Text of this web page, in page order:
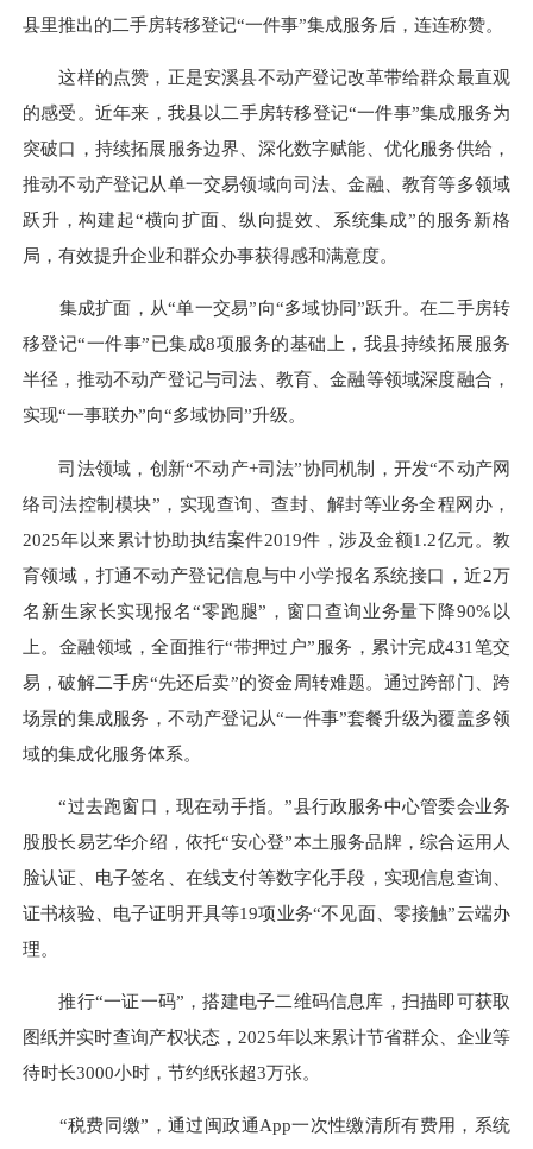
县里推出的二手房转移登记“一件事”集成服务后，连连称赞。
这样的点赞，正是安溪县不动产登记改革带给群众最直观
的感受。近年来，我县以二手房转移登记“一件事”集成服务为
突破口，持续拓展服务边界、深化数字赋能、优化服务供给，
推动不动产登记从单一交易领域向司法、金融、教育等多领域
跃升，构建起“横向扩面、纵向提效、系统集成”的服务新格
局，有效提升企业和群众办事获得感和满意度。
集成扩面，从“单一交易”向“多域协同”跃升。在二手房转
移登记“一件事”已集成8项服务的基础上，我县持续拓展服务
半径，推动不动产登记与司法、教育、金融等领域深度融合，
实现“一事联办”向“多域协同”升级。
司法领域，创新“不动产+司法”协同机制，开发“不动产网
络司法控制模块”，实现查询、查封、解封等业务全程网办，
2025年以来累计协助执结案件2019件，涉及金额1.2亿元。教
育领域，打通不动产登记信息与中小学报名系统接口，近2万
名新生家长实现报名“零跑腿”，窗口查询业务量下降90%以
上。金融领域，全面推行“带押过户”服务，累计完成431笔交
易，破解二手房“先还后卖”的资金周转难题。通过跨部门、跨
场景的集成服务，不动产登记从“一件事”套餐升级为覆盖多领
域的集成化服务体系。
“过去跑窗口，现在动手指。”县行政服务中心管委会业务
股股长易艺华介绍，依托“安心登”本土服务品牌，综合运用人
脸认证、电子签名、在线支付等数字化手段，实现信息查询、
证书核验、电子证明开具等19项业务“不见面、零接触”云端办
理。
推行“一证一码”，搭建电子二维码信息库，扫描即可获取
图纸并实时查询产权状态，2025年以来累计节省群众、企业等
待时长3000小时，节约纸张超3万张。
“税费同缴”，通过闽政通App一次性缴清所有费用，系统